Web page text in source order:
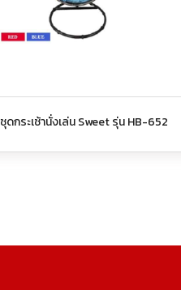
ชุดกระเช้านั่งเล่น Sweet รุ่น HB-652